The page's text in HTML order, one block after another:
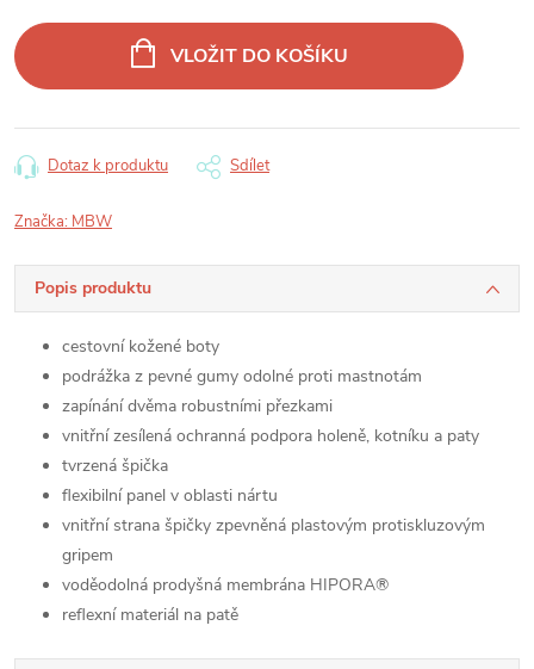
cena:
VLOŽIT DO KOŠÍKU
Dotaz k produktu Sdílet
Značka: MBW
Popis produktu
cestovní kožené boty
podrážka z pevné gumy odolné proti mastnotám
zapínání dvěma robustními přezkami
vnitřní zesílená ochranná podpora holeně, kotníku a paty
tvrzená špička
flexibilní panel v oblasti nártu
vnitřní strana špičky zpevněná plastovým protiskluzovým
gripem
voděodolná prodyšná membrána HIPORA®
reflexní materiál na patě